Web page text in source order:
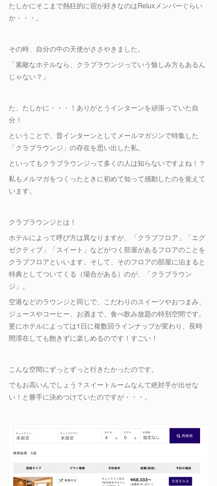
たしかにそこまで熱狂的に宿が好きなのはReluxメンバーぐらい
か・・・。
その時、自分の中の天使がささやきました。
「素敵なホテルなら、クラブラウンジっていう愉しみ方もあるん
じゃない？」
た、たしかに・・・！ありがとうインターンを頑張っていた自
分！
ということで、昔インターンとしてメールマガジンで特集した
「クラブラウンジ」の存在を思い出した私。
といってもクラブラウンジって多くの人は知らないですよね！？
私もメルマガをつくったときに初めて知って感動したのを覚えて
います。
クラブラウンジとは！
ホテルによって呼び方は異なりますが、「クラブフロア」「エグ
ゼクティブ」「スイート」などがつく部屋があるフロアのことを
クラブフロアといいます。そして、そのフロアの部屋に泊まると
特典としてついてくる（場合がある）のが、「クラブラウン
ジ」。
空港などのラウンジと同じで、こだわりのスイーツやおつまみ、
ジュースやコーヒー、お酒まで、食べ飲み放題の特別空間です。
更にホテルによっては1日に複数回ラインナップが変わり、長時
間滞在しても飽きずに楽しめるのです！すごい！
こんな空間にずっとずっと行きたかったのです。
でもお高いんでしょう？スイートルームなんて絶対手が出せな
い！と勝手に決めつけていたのですが・・・。